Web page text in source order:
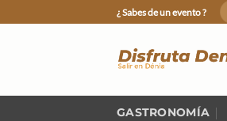
to
¿ Sabes de un evento ?
GASTRONOMÍA